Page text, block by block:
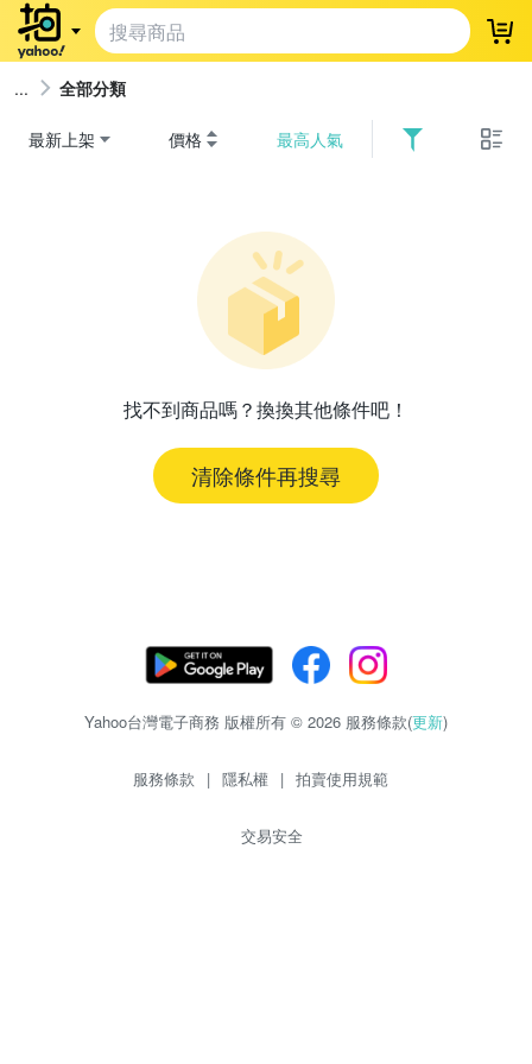
登
全部分類
最新上架 價格 最高人氣
找不到商品嗎？換換其他條件吧！
清除條件再搜尋
Yahoo台灣電子商務 版權所有 © 2026 服務條款(更新)
服務條款 | 隱私權 | 拍賣使用規範
交易安全